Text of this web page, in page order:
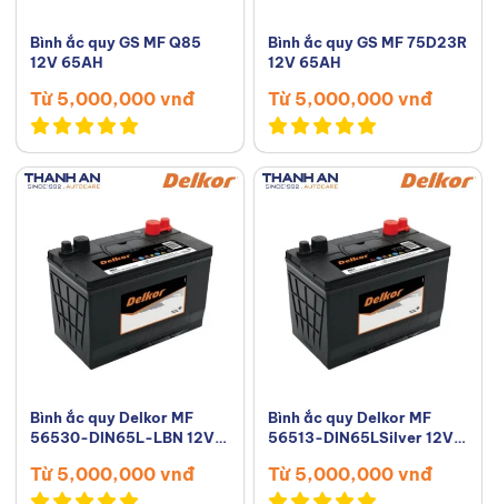
Bình ắc quy GS MF Q85
12V 65AH
Từ 5,000,000 vnđ
Bình ắc quy GS MF 75D23R
12V 65AH
Từ 5,000,000 vnđ
Bình ắc quy Delkor MF
56530-DIN65L-LBN 12V
Từ 5,000,000 vnđ
Bình ắc quy Delkor MF
56513-DIN65LSilver 12V
Từ 5,000,000 vnđ